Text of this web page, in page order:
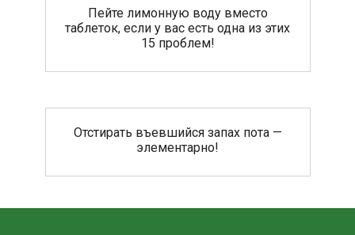
Пейте лимонную воду вместо
таблеток, если у вас есть одна из этих
15 проблем!
Отстирать въевшийся запах пота —
элементарно!